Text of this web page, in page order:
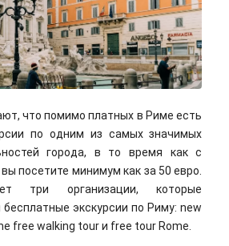
что помимо платных в Риме есть
по одним из самых значимых
города, в то время как с
посетите минимум как за 50 евро.
три организации, которые
экскурсии по Риму: new
free walking tour и free tour Rome.